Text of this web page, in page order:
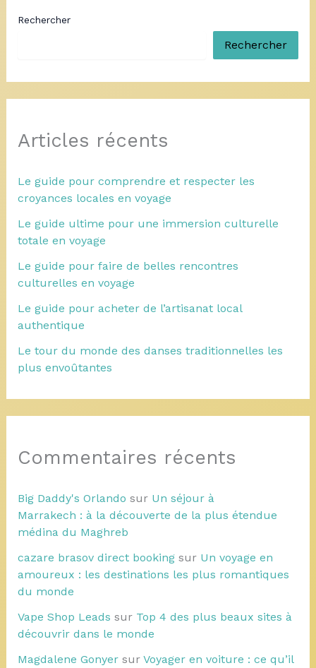
Rechercher
Rechercher
Articles récents
Le guide pour comprendre et respecter les
croyances locales en voyage
Le guide ultime pour une immersion culturelle
totale en voyage
Le guide pour faire de belles rencontres
culturelles en voyage
Le guide pour acheter de l’artisanat local
authentique
Le tour du monde des danses traditionnelles les
plus envoûtantes
Commentaires récents
Big Daddy's Orlando sur Un séjour à
Marrakech : à la découverte de la plus étendue
médina du Maghreb
cazare brasov direct bookingsur Un voyage en
amoureux : les destinations les plus romantiques
du monde
Vape Shop Leads sur Top 4 des plus beaux sites à
découvrir dans le monde
Magdalene Gonyersur Voyager en voiture : ce qu’il